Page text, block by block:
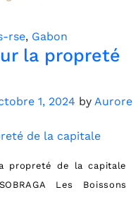
rse, Gabon
la propreté
1, 2024 by Aurore
propreté de la capitale
Les Boissons